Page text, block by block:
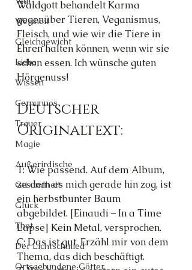
Weisheit
Gleichgewicht
Liebe
Wissen
Cernunnos
Trauer
Magie
Außerirdische
Gesundheit
Glück
Thot
Der Lichtschmied
Ortsgebundene Götter
Waldgott behandelt Karma
gegenüber Tieren, Veganismus,
Fleisch, und wie wir die Tiere in
Ehren halten können, wenn wir sie
schon essen. Ich wünsche guten
Hörgenuss!
Deutscher
Originaltext:
T: Wie passend. Auf dem Album,
zu dem es mich gerade hin zog, ist
ein herbstbunter Baum
abgebildet. [Einaudi – In a Time
Lapse] Kein Metal, versprochen.
C: Das ist gut. Erzähl mir von dem
Thema, das dich beschäftigt.